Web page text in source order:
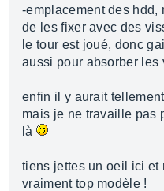
-emplacement des
de les fixer avec des
le tour est joué, donc
aussi pour absorber les
enfin il y aurait
mais je ne travaille pas
là
tiens jettes un oeil ici et
vraiment top modèle !